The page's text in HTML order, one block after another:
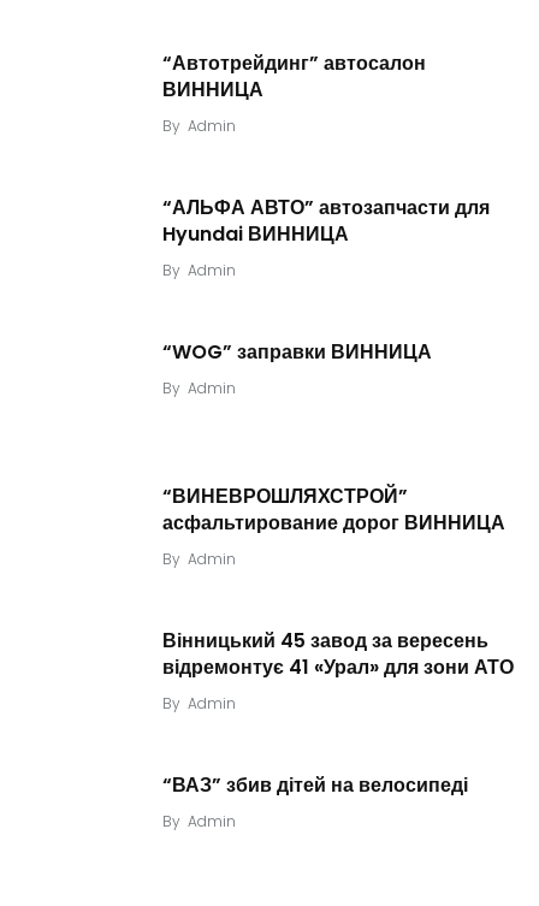
“Автотрейдинг” автосалон
ВИННИЦА
By Admin
“АЛЬФА АВТО” автозапчасти для
Hyundai ВИННИЦА
By Admin
“WOG” заправки ВИННИЦА
By Admin
“ВИНЕВРОШЛЯХСТРОЙ”
асфальтирование дорог ВИННИЦА
By Admin
Вінницький 45 завод за вересень
відремонтує 41 «Урал» для зони АТО
By Admin
“ВАЗ” збив дітей на велосипеді
By Admin